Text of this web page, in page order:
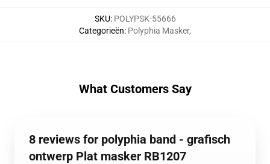
SKU: POLYPSK-55666
Categorieën: Polyphia Masker,
What Customers Say
8 reviews for polyphia band - grafisch
ontwerp Plat masker RB1207